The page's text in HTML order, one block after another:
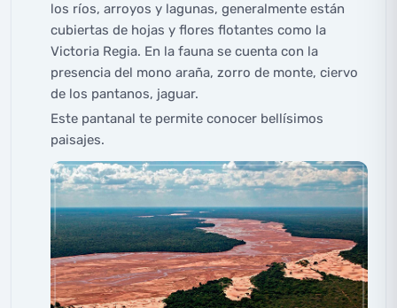
los ríos, arroyos y lagunas, generalmente están
cubiertas de hojas y flores flotantes como la
Victoria Regia. En la fauna se cuenta con la
presencia del mono araña, zorro de monte, ciervo
de los pantanos, jaguar.
Este pantanal te permite conocer bellísimos
paisajes.